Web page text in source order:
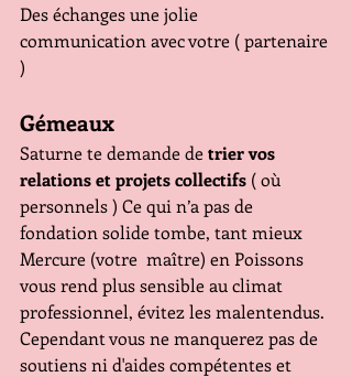
Des échanges une jolie
communication avec votre ( partenaire
)
Gémeaux
Saturne te demande de trier vos
relations et projets collectifs ( où
personnels ) Ce qui n’a pas de
fondation solide tombe, tant mieux
Mercure (votre  maître) en Poissons
vous rend plus sensible au climat
professionnel, évitez les malentendus.
Cependant vous ne manquerez pas de
soutiens ni d'aides compétentes et